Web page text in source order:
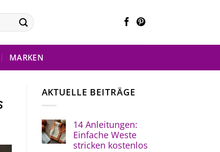
MARKEN
AKTUELLE BEITRÄGE
14 Anleitungen:
Einfache Weste
stricken kostenlos